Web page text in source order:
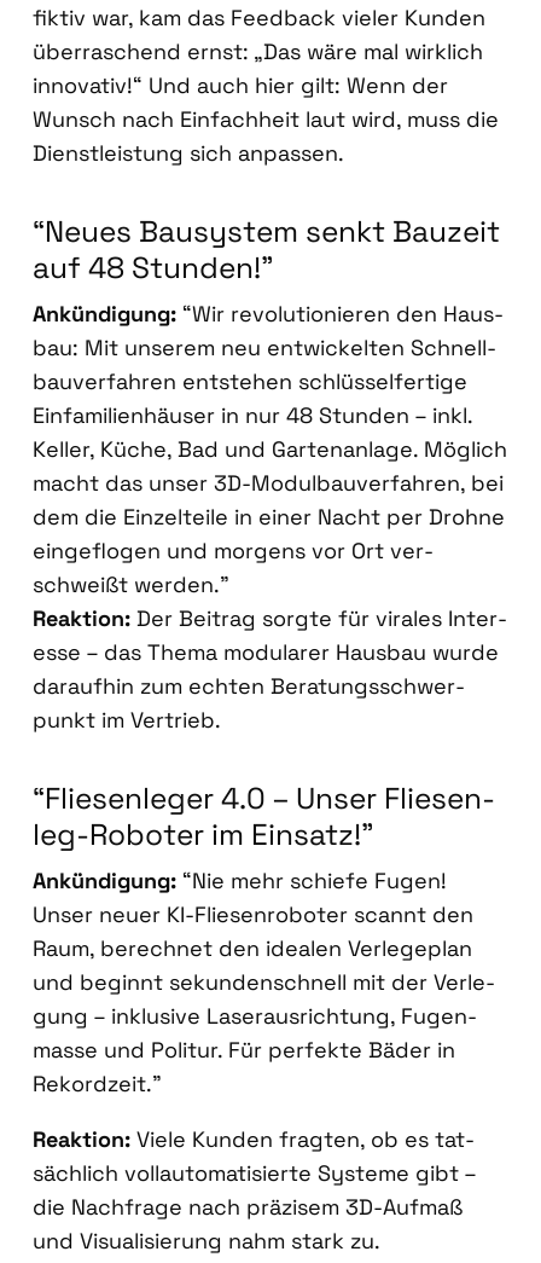
fik­tiv war, kam das Feed­back vie­ler Kun­den
über­ra­schend ernst: „Das wäre mal wirk­lich
inno­va­tiv!“ Und auch hier gilt: Wenn der
Wunsch nach Ein­fach­heit laut wird, muss die
Dienst­leis­tung sich anpas­sen.
“Neu­es Bau­sys­tem senkt Bau­zeit
auf 48 Stun­den!”
Ankün­di­gung: “Wir revo­lu­tio­nie­ren den Haus­
bau: Mit unse­rem neu ent­wi­ckel­ten Schnell­
bau­ver­fah­ren ent­ste­hen schlüs­sel­fer­ti­ge
Ein­fa­mi­li­en­häu­ser in nur 48 Stun­den – inkl.
Kel­ler, Küche, Bad und Gar­ten­an­la­ge. Mög­lich
macht das unser 3D-Modul­bau­ver­fah­ren, bei
dem die Ein­zel­tei­le in einer Nacht per Droh­ne
ein­ge­flo­gen und mor­gens vor Ort ver­
schweißt wer­den.”
Reak­ti­on: Der Bei­trag sorg­te für vira­les Inter­
es­se – das The­ma modu­la­rer Haus­bau wur­de
dar­auf­hin zum ech­ten Bera­tungs­schwer­
punkt im Ver­trieb.
“Flie­sen­le­ger 4.0 – Unser Flie­sen­
leg-Robo­ter im Ein­satz!”
Ankün­di­gung: “Nie mehr schie­fe Fugen!
Unser neu­er KI-Flie­sen­ro­bo­ter scannt den
Raum, berech­net den idea­len Ver­le­ge­plan
und beginnt sekun­den­schnell mit der Ver­le­
gung – inklu­si­ve Laser­aus­rich­tung, Fugen­
mas­se und Poli­tur. Für per­fek­te Bäder in
Rekord­zeit.”
Reak­ti­on: Vie­le Kun­den frag­ten, ob es tat­
säch­lich voll­au­to­ma­ti­sier­te Sys­te­me gibt –
die Nach­fra­ge nach prä­zi­sem 3D-Auf­maß
und Visua­li­sie­rung nahm stark zu.